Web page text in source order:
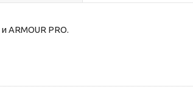
иARMOUR PRO.